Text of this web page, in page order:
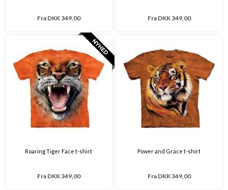
Fra DKK 349,00 Fra DKK 349,00
Roaring Tiger Face t-shirt
Fra DKK 349,00
Power and Grace t-shirt
Fra DKK 349,00